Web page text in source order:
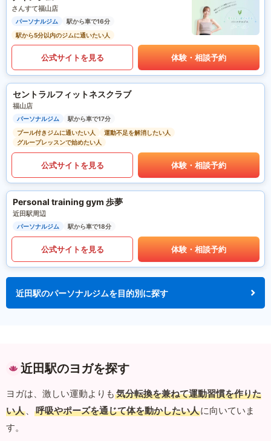
さんすて福山店
パーソナルジム
駅から車で16分
駅から5分以内のジムに通いたい人
公式サイトを見る 体験・相談予約
セントラルフィットネスクラブ
福山店
パーソナルジム
駅から車で17分
プール付きジムに通いたい人
運動不足を解消したい人
グループレッスンで始めたい人
公式サイトを見る 体験・相談予約
Personal training gym 歩夢
近田駅周辺
パーソナルジム 駅から車で18分
公式サイトを見る 体験・相談予約
近田駅のパーソナルジムを目的別に探す
近田駅のヨガを探す
ヨガは、激しい運動よりも 気分転換を兼ねて運動習慣を作りた
い人 、 呼吸やポーズを通じて体を動かしたい人に向いていま
す。